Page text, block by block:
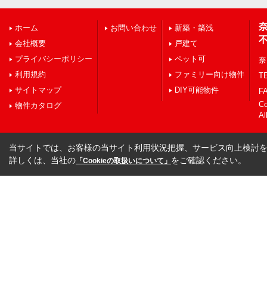
ホーム
会社概要
プライバシーポリシー
利用規約
サイトマップ
物件カタログ
お問い合わせ
新築・築浅
戸建て
ペット可
ファミリー向け物件
DIY可能物件
当サイトでは、お客様の当サイト利用状況把握、サービス向上検討
詳しくは、当社の 「Cookieの取扱いについて」 をご確認ください。